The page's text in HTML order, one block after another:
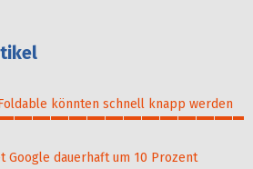
könnten schnell knapp werden
Google dauerhaft um 10 Prozent